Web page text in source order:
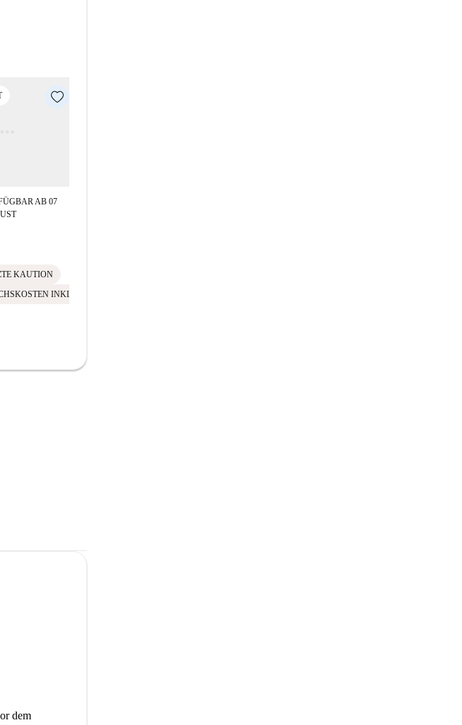
AB 07
KAUTION
INKLUSIVE
dem